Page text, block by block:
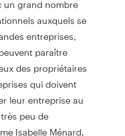
auxquels se
entreprises,
paraître
des propriétaires
qui doivent
leur entreprise au
peu de
Isabelle Ménard,